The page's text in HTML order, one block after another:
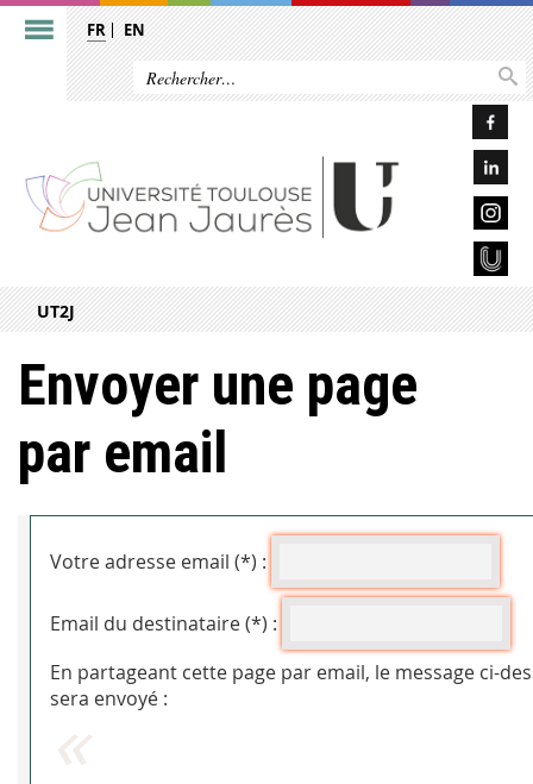
FR EN
UT2J
Envoyer une page
par email
Votre adresse email (*) :
Email du destinataire (*) :
En partageant cette page par email, le message ci-
sera envoyé :